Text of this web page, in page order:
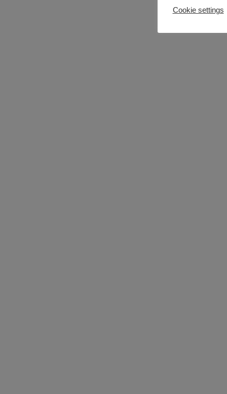
Cookie settings